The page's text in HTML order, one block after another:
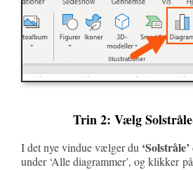
Trin 2: Vælg
I det nye vindue vælger du ‘Solstråle’
under ‘Alle diagrammer’, og klikker